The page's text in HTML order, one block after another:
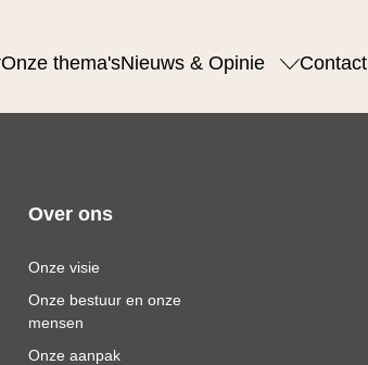
Onze thema'sNieuws & Opinie Contact
Over ons
Onze visie
Onze bestuur en onze
mensen
Onze aanpak